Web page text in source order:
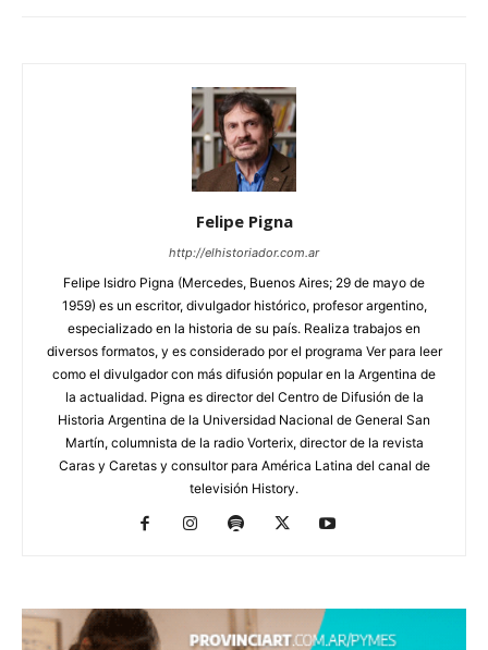
Felipe Pigna
http://elhistoriador.com.ar
Felipe Isidro Pigna (Mercedes, Buenos Aires; 29 de mayo de
1959) es un escritor, divulgador histórico, profesor argentino,
especializado en la historia de su país. Realiza trabajos en
diversos formatos, y es considerado por el programa Ver para leer
como el divulgador con más difusión popular en la Argentina de
la actualidad. Pigna es director del Centro de Difusión de la
Historia Argentina de la Universidad Nacional de General San
Martín, columnista de la radio Vorterix, director de la revista
Caras y Caretas y consultor para América Latina del canal de
televisión History.